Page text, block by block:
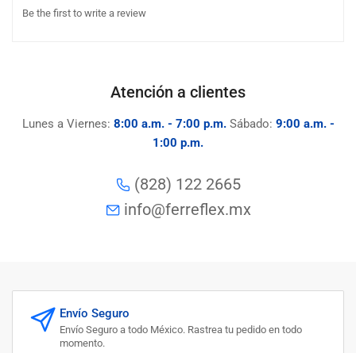
Be the first to write a review
Atención a clientes
Lunes a Viernes: 8:00 a.m. - 7:00 p.m. Sábado: 9:00 a.m. -
1:00 p.m.
(828) 122 2665
info@ferreflex.mx
Envío Seguro
Envío Seguro a todo México. Rastrea tu pedido en todo
momento.